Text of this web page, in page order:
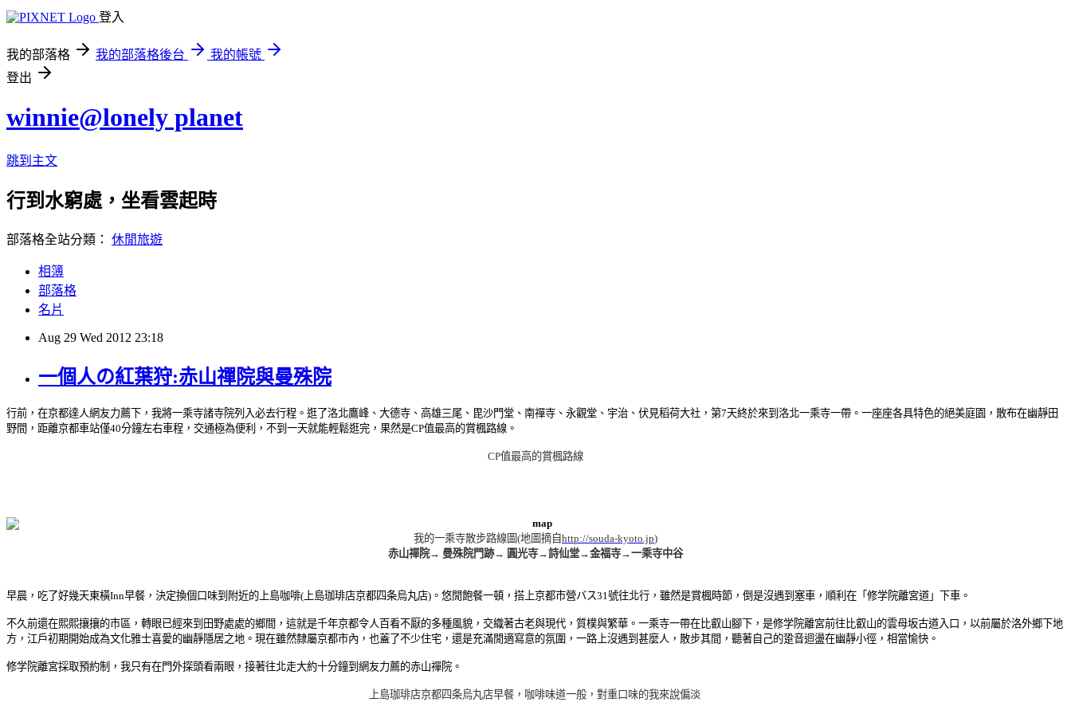
登入
我的部落格 我的部落格後台
我的帳號
登出
winnie@lonely planet
跳到主文
行到水窮處，坐看雲起時
部落格全站分類： 休閒旅遊
相簿
部落格
名片
Aug 29 Wed 2012 23:18
一個人の紅葉狩:赤山禪院與曼殊院
行前，在京都達人網友力薦下，我將一乘寺諸寺院列入必去行程。逛了洛北鷹峰、大德寺、高雄三尾、毘沙門堂、南禪寺、永觀堂、宇治、伏見稻荷大社，第7天終於來到洛北一乘寺一帶。一座座各具特色的絕美庭園，散布在幽靜田
野間，距離京都車站僅40分鐘左右車程，交通極為便利，不到一天就能輕鬆逛完，果然是CP值最高的賞楓路線。
CP值最高的賞楓路線
我的一乘寺散步路線圖(地圖摘自http://souda-kyoto.jp)
赤山禪院→ 曼殊院門跡→ 圓光寺→詩仙堂→金福寺→一乘寺中谷
早晨，吃了好幾天東橫Inn早餐，決定換個口味到附近的上島咖啡(上島珈琲店京都四条烏丸店)。悠閒飽餐一頓，搭上京都市營バス31號往北行，雖然是賞楓時節，倒是沒遇到塞車，順利在「修学院離宮道」下車。
不久前還在熙熙攘攘的市區，轉眼已經來到田野處處的鄉間，這就是千年京都令人百看不厭的多種風貌，交織著古老與現代，質樸與繁華。一乘寺一帶在比叡山腳下，是修学院離宮前往比叡山的雲母坂古道入口，以前屬於洛外鄉下地
方，江戶初期開始成為文化雅士喜愛的幽靜隱居之地。現在雖然隸屬京都市內，也蓋了不少住宅，還是充滿閒適寫意的氛圍，一路上沒遇到甚麼人，散步其間，聽著自己的跫音迴盪在幽靜小徑，相當愉快。
修学院離宮採取預約制，我只有在門外探頭看兩眼，接著往北走大約十分鐘到網友力薦的赤山禪院。
上島珈琲店京都四条烏丸店早餐，咖啡味道一般，對重口味的我來說偏淡